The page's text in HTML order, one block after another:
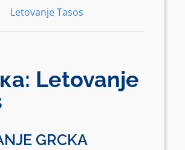
Letovanje Tasos
Letovanje
GRCKA